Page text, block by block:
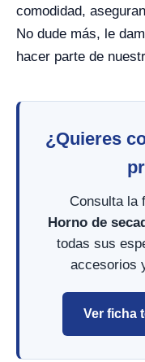
comodidad,
No dude más, le
hacer parte de
¿Quieres
Consulta la
Horno de
todas sus
accesorios
Ver ficha